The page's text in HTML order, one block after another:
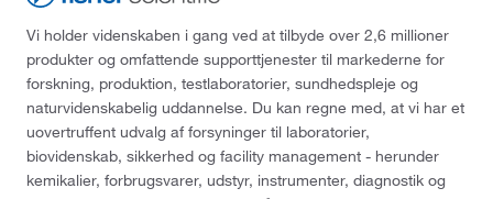
Vi holder videnskaben i gang ved at tilbyde over 2,6 millioner
produkter og omfattende supporttjenester til markederne for
forskning, produktion, testlaboratorier, sundhedspleje og
naturvidenskabelig uddannelse. Du kan regne med, at vi har et
uovertruffent udvalg af forsyninger til laboratorier,
biovidenskab, sikkerhed og facility management - herunder
kemikalier, forbrugsvarer, udstyr, instrumenter, diagnostik og